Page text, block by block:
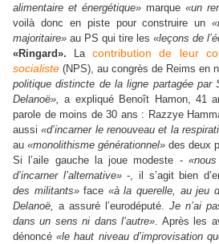
alimentaire et énergétique» marque «un
voilà donc en piste pour construire un
majoritaire» au PS qui tire les «leçons de
«Ringard». La contribution de leur
socialiste (NPS), au congrès de Reims en
politique distincte de la ligne partagée par
Delanoë», a expliqué Benoît Hamon, 41
parole de moins de 30 ans : Razzye
aussi«d’incarner le renouveau et la
au «monolithisme générationnel» des deux
Si l’aile gauche la joue modeste -
d’incarner l’alternative»-, il s’agit bien
des militants»face «à la querelle, au jeu
Delanoë, a assuré l’eurodéputé. Je n’ai
dans un sens ni dans l’autre». Après les
dénoncé«le haut niveau d’improvisation